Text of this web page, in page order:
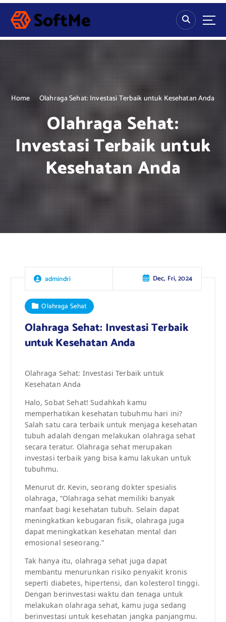
S
p
Home Olahraga Sehat: Investasi Terbaik untuk Kesehatan Anda
Olahraga Sehat:
Investasi Terbaik untuk
Kesehatan Anda
admindri Dec, Fri, 2024
Olahraga Sehat
Olahraga Sehat: Investasi Terbaik
untuk Kesehatan Anda
Olahraga Sehat: Investasi Terbaik untuk
Kesehatan Anda
Halo, Sobat Sehat! Sudahkah kamu
memperhatikan kesehatan tubuhmu hari ini?
Salah satu cara terbaik untuk menjaga kesehatan
tubuh adalah dengan melakukan olahraga sehat
secara teratur. Olahraga sehat merupakan
investasi terbaik yang bisa kamu lakukan untuk
tubuhmu.
Menurut dr. Kevin, seorang dokter spesialis
olahraga, “Olahraga sehat memiliki banyak
manfaat bagi kesehatan tubuh. Selain dapat
meningkatkan kebugaran fisik, olahraga juga
dapat meningkatkan kesehatan mental dan
emosional seseorang.”
Tak hanya itu, olahraga sehat juga dapat
membantu menurunkan risiko penyakit kronis
seperti diabetes, hipertensi, dan kolesterol tinggi.
Dengan berinvestasi waktu dan tenaga untuk
melakukan olahraga sehat, kamu juga sedang
berinvestasi untuk kesehatan jangka panjangmu.